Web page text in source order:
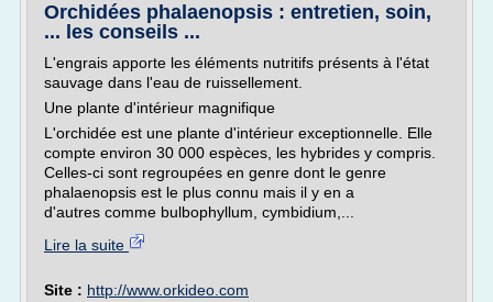
Orchidées phalaenopsis : entretien, soin,
... les conseils ...
L'engrais apporte les éléments nutritifs présents à l'état
sauvage dans l'eau de ruissellement.
Une plante d'intérieur magnifique
L'orchidée est une plante d'intérieur exceptionnelle. Elle
compte environ 30 000 espèces, les hybrides y compris.
Celles-ci sont regroupées en genre dont le genre
phalaenopsis est le plus connu mais il y en a
d'autres comme bulbophyllum, cymbidium,...
Lire la suite
Site : http://www.orkideo.com